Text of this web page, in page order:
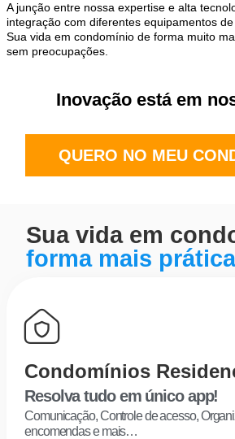
A junção entre nossa expertise e alta
integração com diferentes equipamentos
Sua vida em condomínio de forma muito
sem preocupações.
Inovação está em
QUERO NO MEU
Sua vida em
forma mais
Condomínios
Resolva tudo em único app!
Comunicação, Controle de acesso,
encomendas e mais…